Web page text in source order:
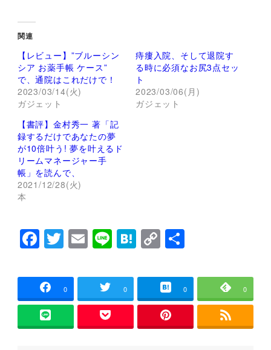
し
て
T
i
t
t
e
r
で
共
有
(
新
し
い
ウ
ィ
ン
ド
ウ
で
)
で
共
有
す
る
に
は
リ
ッ
ク
し
て
く
だ
さ
い
(
ィ
ン
ド
き
す
)
関連
【レビュー】”ブルーシン
シア お薬手帳 ケース”
で、通院はこれだけで！
2023/03/14(火)
ガジェット
痔瘻入院、そして退院す
る時に必須なお尻3点セッ
ト
2023/03/06(月)
ガジェット
【書評】金村秀一 著「記
録するだけであなたの夢
が10倍叶う! 夢を叶えるド
リームマネージャー手
帳」を読んで、
2021/12/28(火)
本
F
a
c
e
b
o
T
wi
tt
er
E
m
ai
l
Li
n
e
H
at
e
n
C
o
p
y
Li
n
共
0 0 0 0